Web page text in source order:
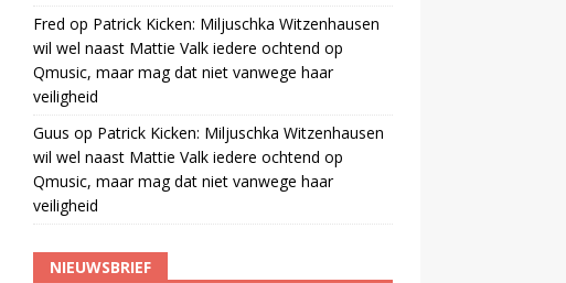
Fred op Patrick Kicken: Miljuschka Witzenhausen
wil wel naast Mattie Valk iedere ochtend op
Qmusic, maar mag dat niet vanwege haar
veiligheid
Guus op Patrick Kicken: Miljuschka Witzenhausen
wil wel naast Mattie Valk iedere ochtend op
Qmusic, maar mag dat niet vanwege haar
veiligheid
NIEUWSBRIEF